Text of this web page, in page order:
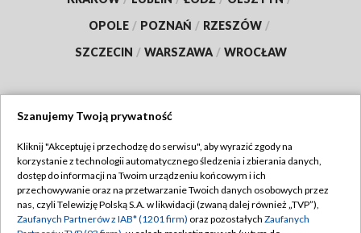
OPOLE / POZNAŃ / RZESZÓW /
SZCZECIN / WARSZAWA / WROCŁAW
TVP
Abonament TVP
Emisja w TVP
Regulamin TVP
Polityka prywatności
Szanujemy Twoją prywatność
Kliknij "Akceptuję i przechodzę do serwisu", aby wyrazić zgody na
korzystanie z technologii automatycznego śledzenia i zbierania danych,
dostęp do informacji na Twoim urządzeniu końcowym i ich
przechowywanie oraz na przetwarzanie Twoich danych osobowych przez
nas, czyli Telewizję Polską S.A. w likwidacji (zwaną dalej również „TVP”),
Zaufanych Partnerów z IAB* (1201 firm) oraz pozostałych Zaufanych